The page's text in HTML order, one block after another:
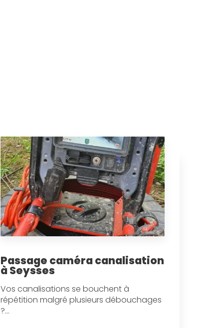
Passage caméra canalisation
à Seysses
Vos canalisations se bouchent à
répétition malgré plusieurs débouchages
?...